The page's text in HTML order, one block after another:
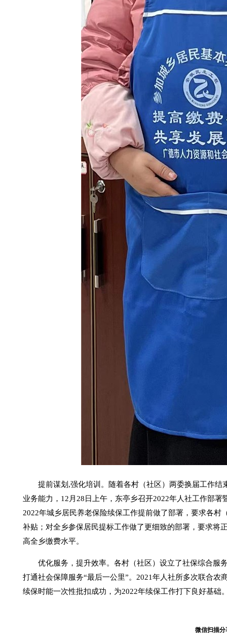
提前谋划,强化培训。随着各村（社区）两委换届工作
业务能力，12月28日上午，东亭乡召开2022年人社工作部
2022年城乡居民养老保险续保工作提前做了部署，要求各
补贴；对全乡参保居民提标工作做了更细致的部署，要求将
高全乡缴费水平。
优化服务，提升效率。各村（社区）设立了社保综合服
打通社会保障服务“最后一公里”。2021年人社所多次联合
续保时能一次性批扣成功，为2022年续保工作打下良好基础
微信扫描